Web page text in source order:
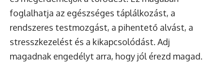
foglalhatja az egészséges táplálkozást, a
rendszeres testmozgást, a pihentető alvást, a
stresszkezelést és a kikapcsolódást. Adj
magadnak engedélyt arra, hogy jól érezd magad.